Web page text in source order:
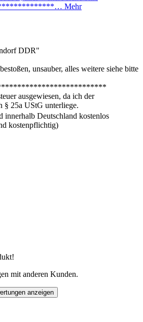
Mehr
DDR"
unsauber, alles weitere siehe bitte
ausgewiesen, da ich der
§ 25a UStG unterliege.
innerhalb Deutschland kostenlos
kostenpflichtig)
mit anderen Kunden.
anzeigen